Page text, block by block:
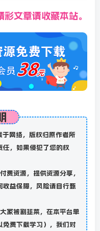
文章请收藏本站。
于网络，版权归原作者所
任，如果侵犯了您的权
费资源，提供资源分享，
收益保障，风险请自行甄
家被割韭菜，在本平台单
免费下载学习），我们对